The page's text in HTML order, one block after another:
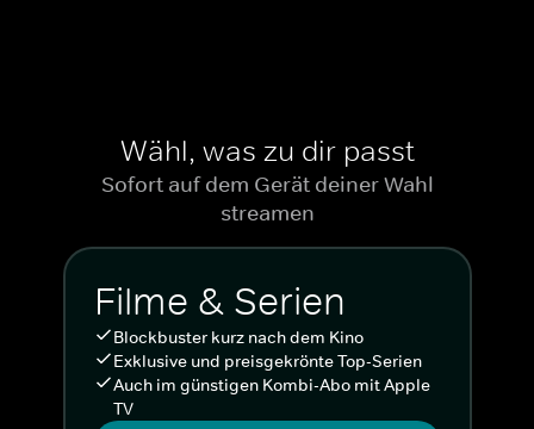
Wähl, was zu dir passt
Sofort auf dem Gerät deiner Wahl
streamen
Filme & Serien
Blockbuster kurz nach dem Kino
Exklusive und preisgekrönte Top-Serien
Auch im günstigen Kombi-Abo mit Apple
TV